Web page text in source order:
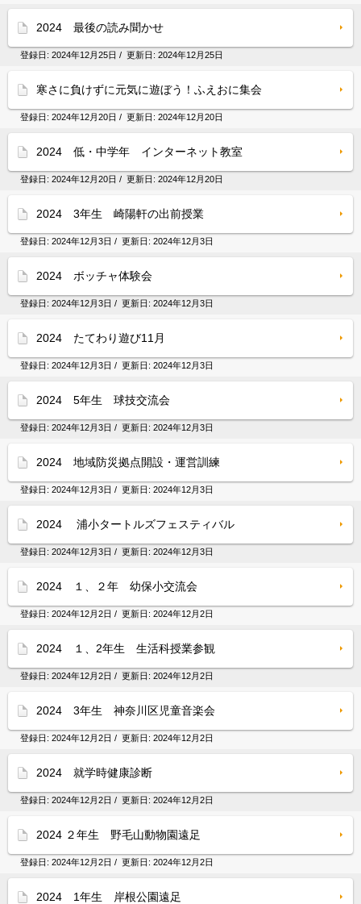
2024 最後の読み聞かせ
登録日: 2024年12月25日 / 更新日: 2024年12月25日
寒さに負けずに元気に遊ぼう！ふえおに集会
登録日: 2024年12月20日 / 更新日: 2024年12月20日
2024 低・中学年 インターネット教室
登録日: 2024年12月20日 / 更新日: 2024年12月20日
2024 3年生 崎陽軒の出前授業
登録日: 2024年12月3日 / 更新日: 2024年12月3日
2024 ボッチャ体験会
登録日: 2024年12月3日 / 更新日: 2024年12月3日
2024 たてわり遊び11月
登録日: 2024年12月3日 / 更新日: 2024年12月3日
2024 5年生 球技交流会
登録日: 2024年12月3日 / 更新日: 2024年12月3日
2024 地域防災拠点開設・運営訓練
登録日: 2024年12月3日 / 更新日: 2024年12月3日
2024 浦小タートルズフェスティバル
登録日: 2024年12月3日 / 更新日: 2024年12月3日
2024 １、２年 幼保小交流会
登録日: 2024年12月2日 / 更新日: 2024年12月2日
2024 １、2年生 生活科授業参観
登録日: 2024年12月2日 / 更新日: 2024年12月2日
2024 3年生 神奈川区児童音楽会
登録日: 2024年12月2日 / 更新日: 2024年12月2日
2024 就学時健康診断
登録日: 2024年12月2日 / 更新日: 2024年12月2日
2024 ２年生 野毛山動物園遠足
登録日: 2024年12月2日 / 更新日: 2024年12月2日
2024 1年生 岸根公園遠足